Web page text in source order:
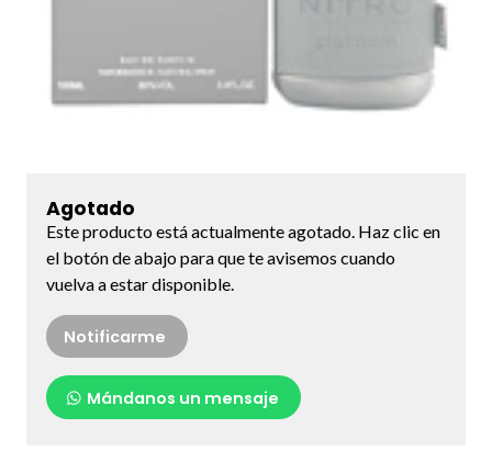
Agotado
Este producto está actualmente agotado. Haz clic en
el botón de abajo para que te avisemos cuando
vuelva a estar disponible.
Notificarme
Mándanos un mensaje